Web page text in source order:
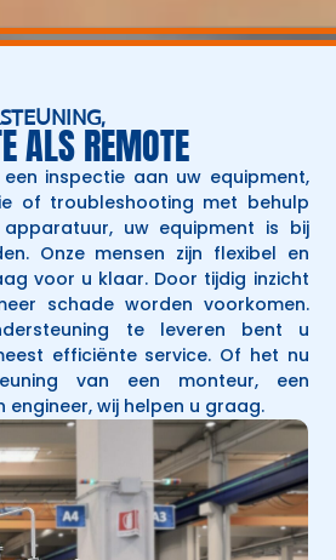
ALS REMOTE
inspectie aan uw equipment,
of troubleshooting met behulp
uw equipment is bij
Onze mensen zijn flexibel en
voor u klaar. Door tijdig inzicht
schade worden voorkomen.
te leveren bent u
efficiënte service. Of het nu
van een monteur, een
wij helpen u graag.